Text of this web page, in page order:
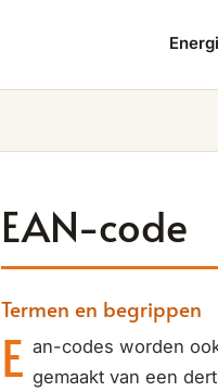
EAN-code
Termen en begrippen
E an-codes worden
gemaakt van een